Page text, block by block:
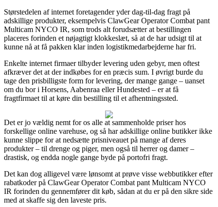
Størstedelen af internet foretagender yder dag-til-dag fragt på
adskillige produkter, eksempelvis ClawGear Operator Combat pant
Multicam NYCO IR, som trods alt forudsætter at bestillingen
placeres forinden et nøjagtigt klokkeslæt, så at de har udsigt til at
kunne nå at få pakken klar inden logistikmedarbejderne har fri.
Enkelte internet firmaer tilbyder levering uden gebyr, men oftest
afkræver det at der indkøbes for en præcis sum. I øvrigt burde du
tage den prisbilligste form for levering, der mange gange – uanset
om du bor i Horsens, Aabenraa eller Hundested – er at få
fragtfirmaet til at køre din bestilling til et afhentningssted.
Det er jo vældig nemt for os alle at sammenholde priser hos
forskellige online varehuse, og så har adskillige online butikker ikke
kunne slippe for at nedsætte prisniveauet på mange af deres
produkter – til drenge og piger, men også til herrer og damer –
drastisk, og endda nogle gange byde på portofri fragt.
Det kan dog alligevel være lønsomt at prøve visse webbutikker efter
rabatkoder på ClawGear Operator Combat pant Multicam NYCO
IR forinden du gennemfører dit køb, sådan at du er på den sikre side
med at skaffe sig den laveste pris.